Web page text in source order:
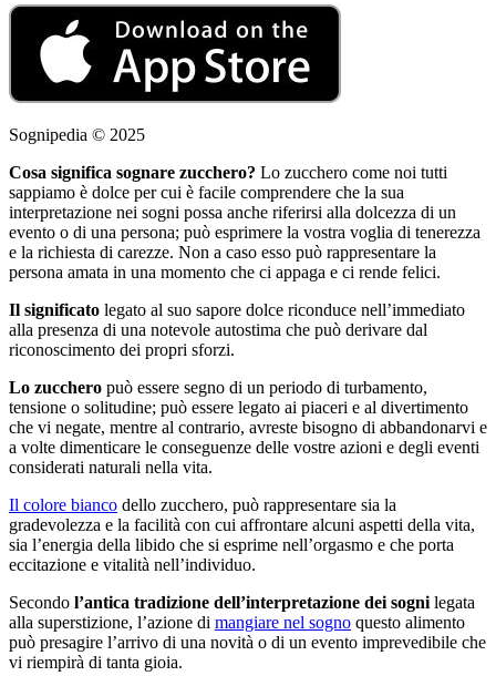
Sognipedia © 2025
Cosa significa sognare zucchero? Lo zucchero come noi tutti
sappiamo è dolce per cui è facile comprendere che la sua
interpretazione nei sogni possa anche riferirsi alla dolcezza di un
evento o di una persona; può esprimere la vostra voglia di tenerezza
e la richiesta di carezze. Non a caso esso può rappresentare la
persona amata in una momento che ci appaga e ci rende felici.
Il significato legato al suo sapore dolce riconduce nell’immediato
alla presenza di una notevole autostima che può derivare dal
riconoscimento dei propri sforzi.
Lo zucchero può essere segno di un periodo di turbamento,
tensione o solitudine; può essere legato ai piaceri e al divertimento
che vi negate, mentre al contrario, avreste bisogno di abbandonarvi e
a volte dimenticare le conseguenze delle vostre azioni e degli eventi
considerati naturali nella vita.
Il colore bianco dello zucchero, può rappresentare sia la
gradevolezza e la facilità con cui affrontare alcuni aspetti della vita,
sia l’energia della libido che si esprime nell’orgasmo e che porta
eccitazione e vitalità nell’individuo.
Secondo l’antica tradizione dell’interpretazione dei sogni legata
alla superstizione, l’azione di mangiare nel sogno questo alimento
può presagire l’arrivo di una novità o di un evento imprevedibile che
vi riempirà di tanta gioia.